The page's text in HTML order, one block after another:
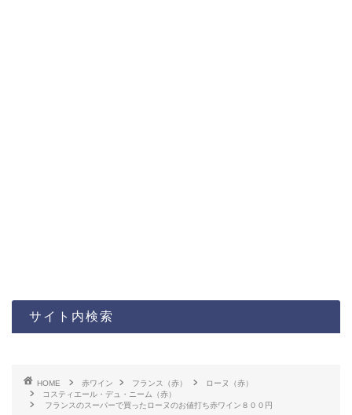
サイト内検索
HOME 赤ワイン フランス（赤）
ローヌ（赤）
コスティエール・デュ・ニーム（赤）
フランスのスーパーで買ったローヌのお値打ち赤ワイン８００円